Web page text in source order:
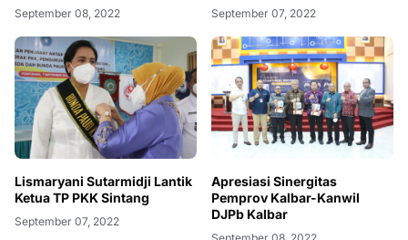
September 08, 2022 September 07, 2022
Lismaryani Sutarmidji Lantik
Ketua TP PKK Sintang
September 07, 2022
Apresiasi Sinergitas
Pemprov Kalbar-Kanwil
DJPb Kalbar